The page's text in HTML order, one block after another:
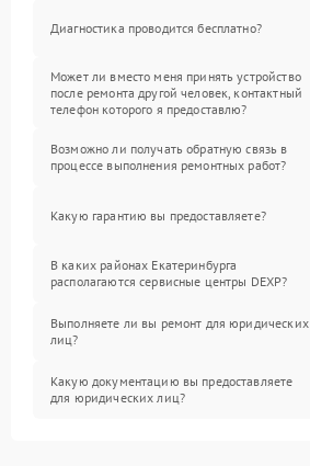
Диагностика проводится бесплатно?
Может ли вместо меня принять устройство
после ремонта другой человек, контактный
телефон которого я предоставлю?
Возможно ли получать обратную связь в
процессе выполнения ремонтных работ?
Какую гарантию вы предоставляете?
В каких районах Екатеринбурга
располагаются сервисные центры DEXP?
Выполняете ли вы ремонт для юридических
лиц?
Какую документацию вы предоставляете
для юридических лиц?